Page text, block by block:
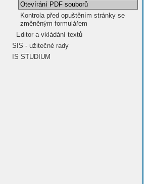
Otevírání PDF souborů
Kontrola před opuštěním stránky se
změněným formulářem
Editor a vkládání textů
SIS - užitečné rady
IS STUDIUM